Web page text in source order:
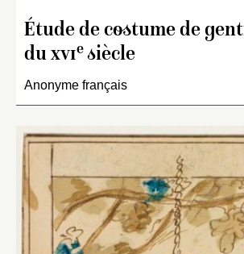
Étude de costume de
du xviesiècle
Anonyme français